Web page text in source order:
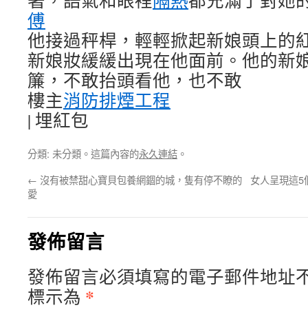
傅
他接過秤桿，輕輕掀起新娘頭上的
新娘妝緩緩出現在他面前。他的新
簾，不敢抬頭看他，也不敢
樓主消防排煙工程
| 埋紅包
分類: 未分類。這篇內容的永久連結 。
← 沒有被禁甜心寶貝包養網錮的城，隻有停不瞭的
愛
女人呈現這5
發佈留言
發佈留言必須填寫的電子郵件地址
標示為 *